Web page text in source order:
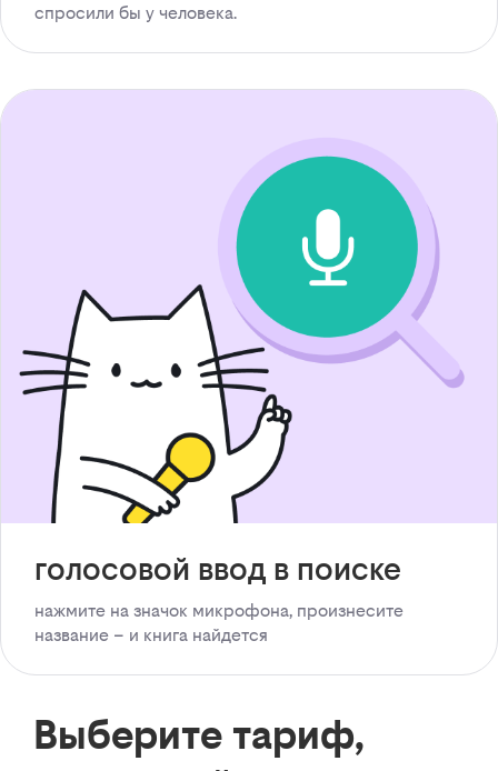
спросили бы у человека.
голосовой ввод в поиске
нажмите на значок микрофона, произнесите
название – и книга найдется
Выберите тариф,